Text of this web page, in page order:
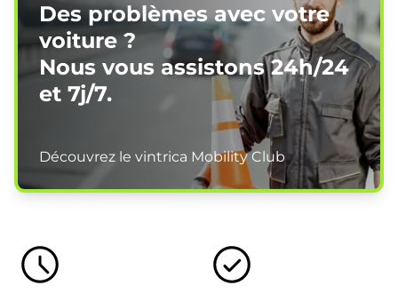
Des problèmes avec votre
voiture ?
Nous vous assistons24h/24
et 7j/7.
Découvrez le vintrica Mobility Club